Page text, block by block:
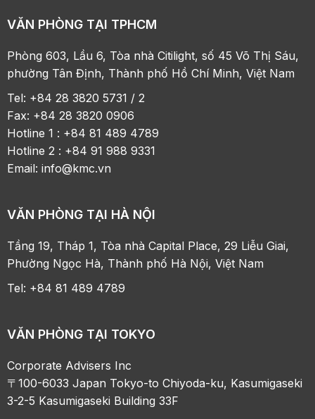
VĂN PHÒNG TẠI TPHCM
Phòng 603, Lầu 6, Tòa nhà Citilight, số 45 Võ Thị Sáu,
phường Tân Định, Thành phố Hồ Chí Minh, Việt Nam
Tel: +84 28 3820 5731 / 2
Fax: +84 28 3820 0906
Hotline 1 : +84 81 489 4789
Hotline 2 : +84 91 988 9331
Email:info@kmc.vn
VĂN PHÒNG TẠI HÀ NỘI
Tầng 19, Tháp 1, Tòa nhà Capital Place, 29 Liễu Giai,
Phường Ngọc Hà, Thành phố Hà Nội, Việt Nam
Tel: +84 81 489 4789
VĂN PHÒNG TẠI TOKYO
Corporate Advisers Inc
〒100-6033 Japan Tokyo-to Chiyoda-ku, Kasumigaseki
3-2-5 Kasumigaseki Building 33F